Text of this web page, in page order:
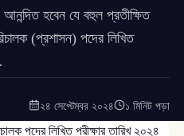
আনন্দিত হবেন যে বহুল প্রতীক্ষিত
(প্রশাসন) পদের লিখিত
২৪ সেপ্টেম্বর ২০২৪ ১ মিনিট পড়া